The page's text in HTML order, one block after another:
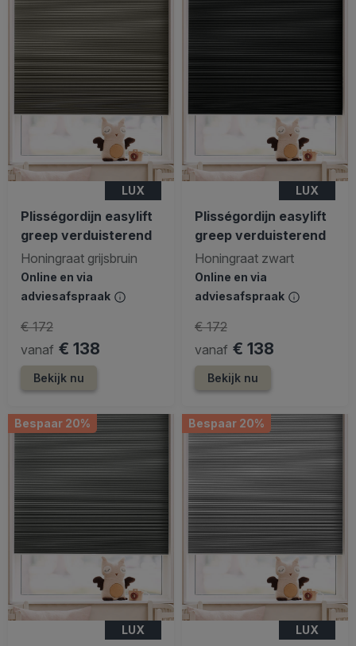
LUX
Plisségordijn easylift
greep verduisterend
Honingraat grijsbruin
Online en via
adviesafspraak
vanaf € 138
€ 172
Bekijk nu
LUX
Plisségordijn easylift
greep verduisterend
Honingraat zwart
Online en via
adviesafspraak
vanaf € 138
€ 172
Bekijk nu
Bespaar 20%
LUX
Bespaar 20%
LUX